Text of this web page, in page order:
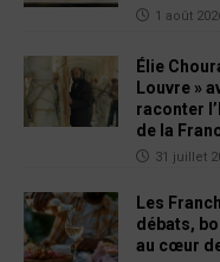
1 août
Élie
Louvre »
raconter
de la
31 juillet
Les
débats,
au cœur